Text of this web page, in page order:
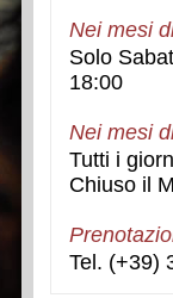
Nei mesi
Solo
18:00
Nei mesi
Tutti i
Chiuso il
Tel. (+39)